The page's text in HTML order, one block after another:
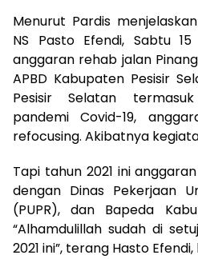
Menurut Pardis
NS Pasto Efendi, Sabtu
anggaran rehab jalan
APBD Kabupaten Pesisir
Pesisir Selatan
pandemi Covid-19,
refocusing. Akibatnya
Tapi tahun 2021 ini
dengan Dinas Pekerjaan
(PUPR), dan Bapeda
“Alhamdulillah sudah di
2021 ini”, terang Hasto